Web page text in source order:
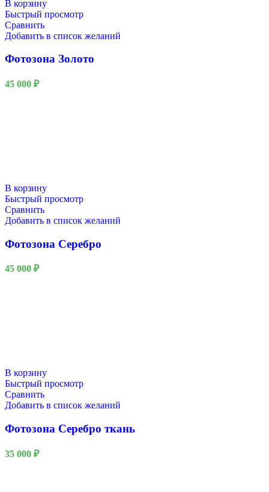
В корзину
Быстрый просмотр
Сравнить
Добавить в список желаний
Фотозона Золото
45 000 ₽
В корзину
Быстрый просмотр
Сравнить
Добавить в список желаний
Фотозона Серебро
45 000 ₽
В корзину
Быстрый просмотр
Сравнить
Добавить в список желаний
Фотозона Серебро ткань
35 000 ₽